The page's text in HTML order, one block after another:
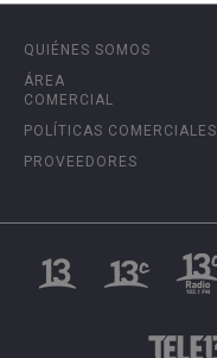
QUIÉNES SOMOS
ÁREA
COMERCIAL
POLÍTICAS COMERCIALES
PROVEEDORES